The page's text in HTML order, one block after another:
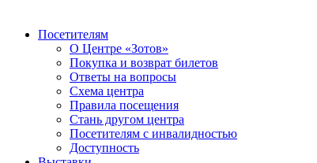
Посетителям
О Центре «Зотов»
Покупка и возврат билетов
Ответы на вопросы
Схема центра
Правила посещения
Стань другом центра
Посетителям с инвалидностью
Доступность